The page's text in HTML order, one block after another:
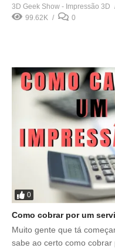
3D Geek Show - Impressão 3D
99.62K
0
0
Como cobrar por um
Muito gente que tá
sabe ao certo como